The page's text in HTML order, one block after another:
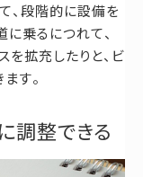
、段階的に設備を
乗るにつれて、
を拡充したりと、ビ
す。
調整できる